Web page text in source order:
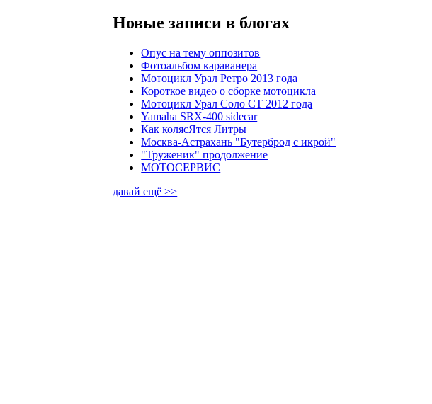
Новые записи в блогах
Опус на тему оппозитов
Фотоальбом караванера
Мотоцикл Урал Ретро 2013 года
Короткое видео о сборке мотоцикла
Мотоцикл Урал Соло СТ 2012 года
Yamaha SRX-400 sidecar
Как колясЯтся Литры
Москва-Астрахань "Бутерброд с икрой"
"Труженик" продолжение
МОТОСЕРВИС
давай ещё >>